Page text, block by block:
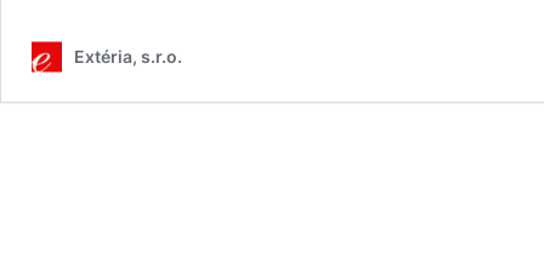
Extéria, s.r.o.